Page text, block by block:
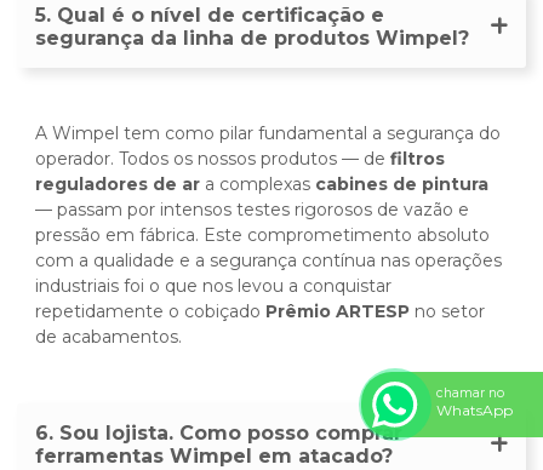
5. Qual é o nível de certificação e
segurança da linha de produtos Wimpel?
A Wimpel tem como pilar fundamental a segurança do
operador. Todos os nossos produtos — de filtros
reguladores de ar a complexas cabines de pintura
— passam por intensos testes rigorosos de vazão e
pressão em fábrica. Este comprometimento absoluto
com a qualidade e a segurança contínua nas operações
industriais foi o que nos levou a conquistar
repetidamente o cobiçado Prêmio ARTESP no setor
de acabamentos.
6. Sou lojista. Como posso comprar
ferramentas Wimpel em atacado?
chamar no
WhatsApp